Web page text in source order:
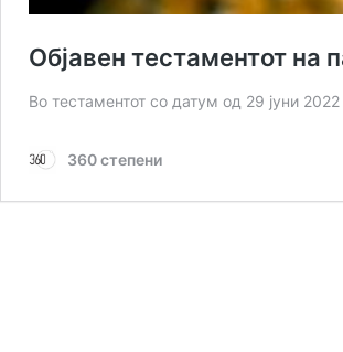
Објавен тестаментот на
Во тестаментот со датум од 29 јуни
360 степени